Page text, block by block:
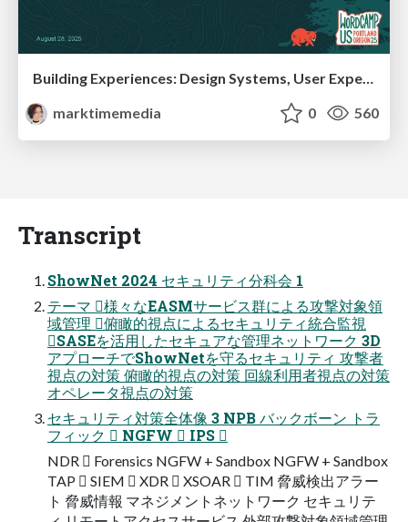
marktimemedia
0 560
Transcript
ShowNet 2024 セキュリティ分科会 1
テーマ 様々なEASMサービス群による攻撃対象領
域管理 俯瞰的視点によるセキュリティ統合監視
SASEを活用したセキュアな管理ネットワーク 3D
アプローチでShowNetを守るセキュリティ 攻撃者
視点の対策 俯瞰的視点の対策 回線利用者視点の対策
オペレータ視点の対策
セキュリティ対策全体像 3 NPB バックボーン トラ
フィック  NGFW  IPS 
NDR  Forensics NGFW + Sandbox NGFW + Sandbox
TAP  SIEM  XDR  XSOAR  TIM 脅威検出アラー
ト 脅威情報 マネジメントネットワーク セキュリテ